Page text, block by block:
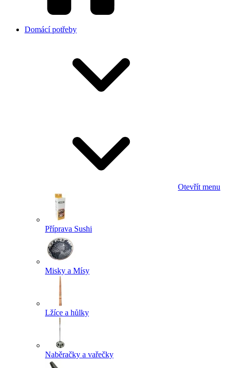
Domácí potřeby
Otevřít menu
Příprava Sushi
Misky a Mísy
Lžíce a hůlky
Naběračky a vařečky